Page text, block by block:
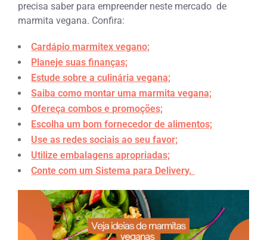
precisa saber para empreender neste mercado de
marmita vegana. Confira:
Cardápio marmitex vegano;
Planeje suas finanças;
Estude sobre a culinária vegana;
Saiba como montar uma marmita vegana;
Ofereça combos e promoções;
Escolha um bom fornecedor de alimentos;
Use as redes sociais ao seu favor;
Utilize embalagens apropriadas;
Conte com um Sistema para Delivery.